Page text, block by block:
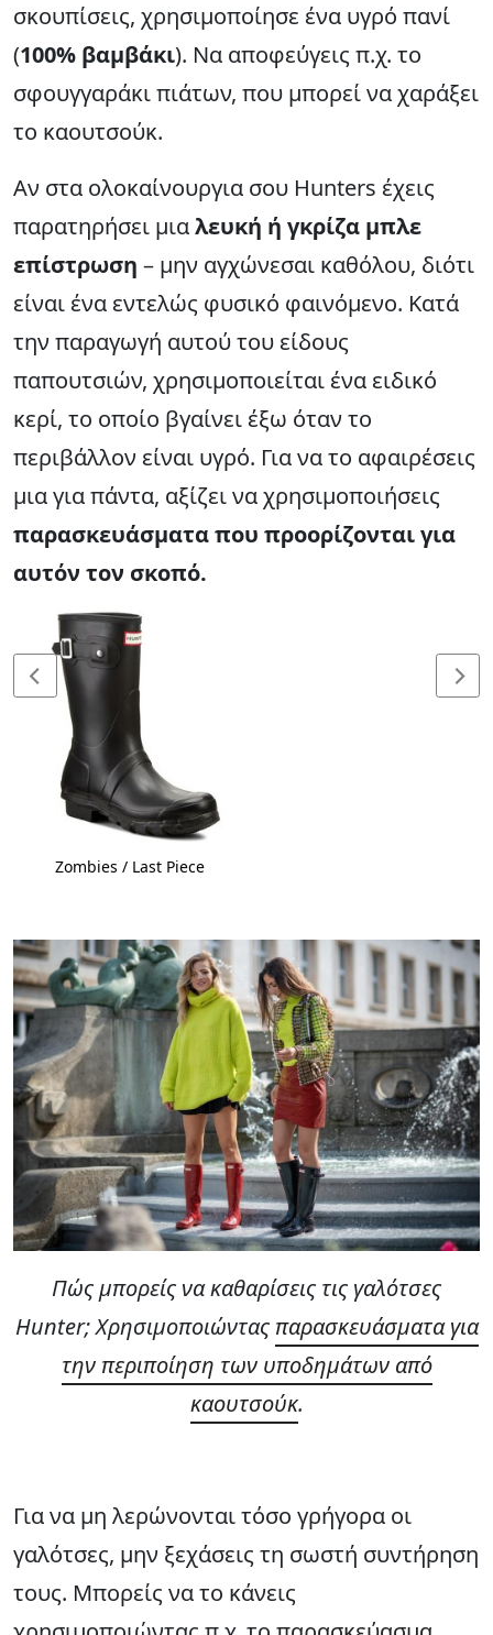
σκουπίσεις, χρησιμοποίησε ένα υγρό πανί
(100% βαμβάκι). Να αποφεύγεις π.χ. το
σφουγγαράκι πιάτων, που μπορεί να χαράξει
το καουτσούκ.
Αν στα ολοκαίνουργια σου Hunters έχεις
παρατηρήσει μιαλευκή ή γκρίζα μπλε
επίστρωση – μην αγχώνεσαι καθόλου, διότι
είναι ένα εντελώς φυσικό φαινόμενο. Κατά
την παραγωγή αυτού του είδους
παπουτσιών, χρησιμοποιείται ένα ειδικό
κερί, το οποίο βγαίνει έξω όταν το
περιβάλλον είναι υγρό. Για να το αφαιρέσεις
μια για πάντα, αξίζει να χρησιμοποιήσεις
παρασκευάσματα που προορίζονται για
αυτόν τον σκοπό.
Zombies / Last Piece
Πώς μπορείς να καθαρίσεις τις γαλότσες
Hunter; Χρησιμοποιώντας παρασκευάσματα για
την περιποίηση των υποδημάτων από
καουτσούκ.
Για να μη λερώνονται τόσο γρήγορα οι
γαλότσες, μην ξεχάσεις τη σωστή συντήρηση
τους. Μπορείς να το κάνεις